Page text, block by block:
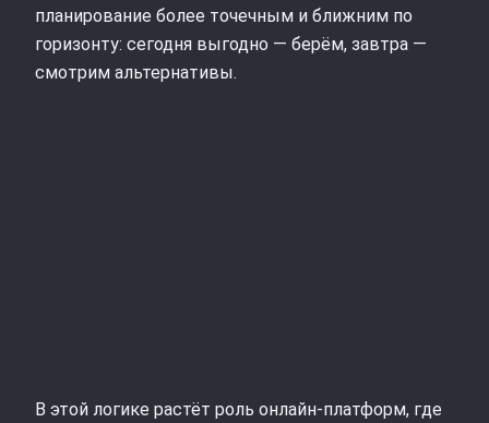
планирование более точечным и ближним по
горизонту: сегодня выгодно — берём, завтра —
смотрим альтернативы.
В этой логике растёт роль онлайн‑платформ, где